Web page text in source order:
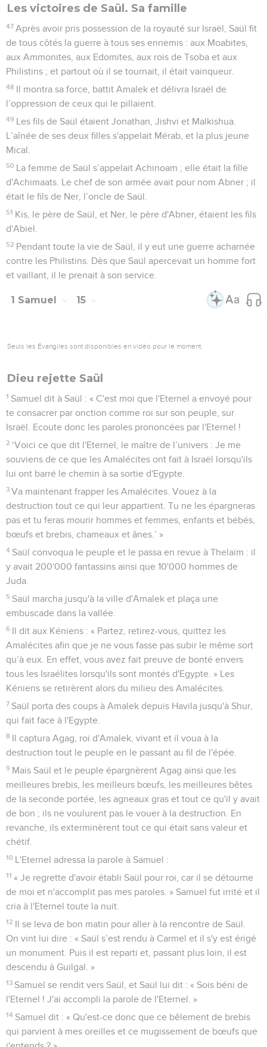
Les victoires de Saül. Sa famille
47 Après avoir pris possession de la royauté sur Israël, Saül fit
de tous côtés la guerre à tous ses ennemis : aux Moabites,
aux Ammonites, aux Edomites, aux rois de Tsoba et aux
Philistins ; et partout où il se tournait, il était vainqueur.
48 Il montra sa force, battit Amalek et délivra Israël de
l’oppression de ceux qui le pillaient.
49 Les fils de Saül étaient Jonathan, Jishvi et Malkishua.
L’aînée de ses deux filles s'appelait Mérab, et la plus jeune
Mical.
50 La femme de Saül s’appelait Achinoam ; elle était la fille
d'Achimaats. Le chef de son armée avait pour nom Abner ; il
était le fils de Ner, l’oncle de Saül.
51 Kis, le père de Saül, et Ner, le père d'Abner, étaient les fils
d'Abiel.
52 Pendant toute la vie de Saül, il y eut une guerre acharnée
contre les Philistins. Dès que Saül apercevait un homme fort
et vaillant, il le prenait à son service.
1 Samuel 15
Seuls les Évangiles sont disponibles en vidéo pour le moment.
Dieu rejette Saül
1 Samuel dit à Saül : « C'est moi que l'Eternel a envoyé pour
te consacrer par onction comme roi sur son peuple, sur
Israël. Ecoute donc les paroles prononcées par l'Eternel !
2 ‘Voici ce que dit l'Eternel, le maître de l’univers : Je me
souviens de ce que les Amalécites ont fait à Israël lorsqu'ils
lui ont barré le chemin à sa sortie d'Egypte.
3 Va maintenant frapper les Amalécites. Vouez à la
destruction tout ce qui leur appartient. Tu ne les épargneras
pas et tu feras mourir hommes et femmes, enfants et bébés,
bœufs et brebis, chameaux et ânes.’ »
4 Saül convoqua le peuple et le passa en revue à Thelaïm : il
y avait 200'000 fantassins ainsi que 10'000 hommes de
Juda.
5 Saül marcha jusqu'à la ville d'Amalek et plaça une
embuscade dans la vallée.
6 Il dit aux Kéniens : « Partez, retirez-vous, quittez les
Amalécites afin que je ne vous fasse pas subir le même sort
qu’à eux. En effet, vous avez fait preuve de bonté envers
tous les Israélites lorsqu'ils sont montés d'Egypte. » Les
Kéniens se retirèrent alors du milieu des Amalécites.
7 Saül porta des coups à Amalek depuis Havila jusqu'à Shur,
qui fait face à l'Egypte.
8 Il captura Agag, roi d'Amalek, vivant et il voua à la
destruction tout le peuple en le passant au fil de l'épée.
9 Mais Saül et le peuple épargnèrent Agag ainsi que les
meilleures brebis, les meilleurs bœufs, les meilleures bêtes
de la seconde portée, les agneaux gras et tout ce qu'il y avait
de bon ; ils ne voulurent pas le vouer à la destruction. En
revanche, ils exterminèrent tout ce qui était sans valeur et
chétif.
10 L'Eternel adressa la parole à Samuel :
11 « Je regrette d'avoir établi Saül pour roi, car il se détourne
de moi et n'accomplit pas mes paroles. » Samuel fut irrité et il
cria à l'Eternel toute la nuit.
12 Il se leva de bon matin pour aller à la rencontre de Saül.
On vint lui dire : « Saül s’est rendu à Carmel et il s'y est érigé
un monument. Puis il est reparti et, passant plus loin, il est
descendu à Guilgal. »
13 Samuel se rendit vers Saül, et Saül lui dit : « Sois béni de
l'Eternel ! J'ai accompli la parole de l'Eternel. »
14 Samuel dit : « Qu'est-ce donc que ce bêlement de brebis
qui parvient à mes oreilles et ce mugissement de bœufs que